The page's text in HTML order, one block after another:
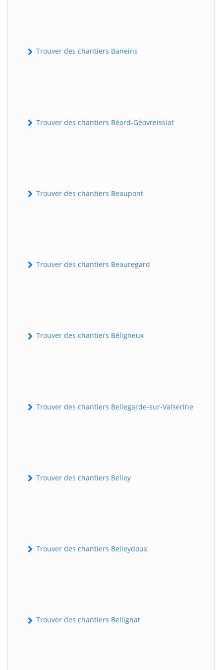
Trouver des chantiers Baneins
Trouver des chantiers Béard-Géovreissiat
Trouver des chantiers Beaupont
Trouver des chantiers Beauregard
Trouver des chantiers Béligneux
Trouver des chantiers Bellegarde-sur-Valserine
Trouver des chantiers Belley
Trouver des chantiers Belleydoux
Trouver des chantiers Bellignat